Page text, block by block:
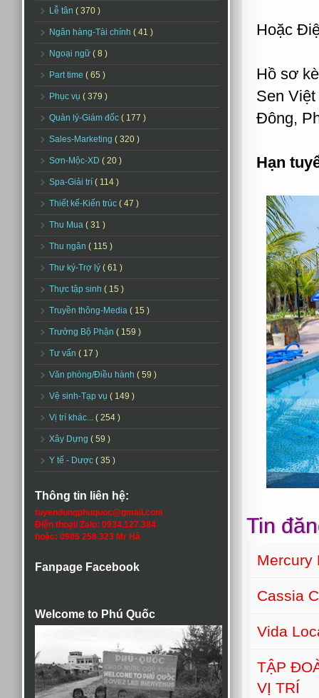
Lễ tân ( 370 )
Ngân hàng-Tài chính ( 41 )
Ngoại ngữ ( 8 )
Part time ( 65 )
Phục vụ ( 379 )
Quản lý-Giám đốc ( 177 )
Sales-Marketing ( 320 )
Sơn-Mộc-XD ( 20 )
Spa-Giải trí ( 114 )
Thiết kế-Kiến trúc ( 47 )
Thu Mua ( 31 )
Thu ngân ( 115 )
Thư ký-Trợ lý ( 61 )
Thực tập sinh ( 15 )
Truyền thông-Media ( 15 )
Trưởng Bộ Phận ( 159 )
Tư vấn ( 17 )
Văn phòng/Điều hành ( 59 )
Vệ sinh-Tạp vụ ( 149 )
Vị trí khác... ( 254 )
Xây Dựng ( 59 )
Y tế - Dược ( 35 )
Thông tin liên hệ:
tuyendungphuquoc@gmail.com
Điện thoại/ Zalo: 0934.127.384
hoặc: 0985 258 323 Mr Hà
Fanpage Facebook
Welcome to Phú Quốc
Hoặc
Hồ sơ
Sen
Đông,
Hạn
Tin
Mercury
Cassia
Vida
TẬP
VỊ TRÍ